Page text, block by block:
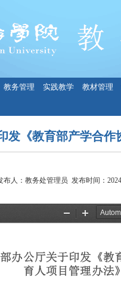
教务管理 实践教学 教材管理
发《教育部产学合
布人：教务处管理员 发布时间：